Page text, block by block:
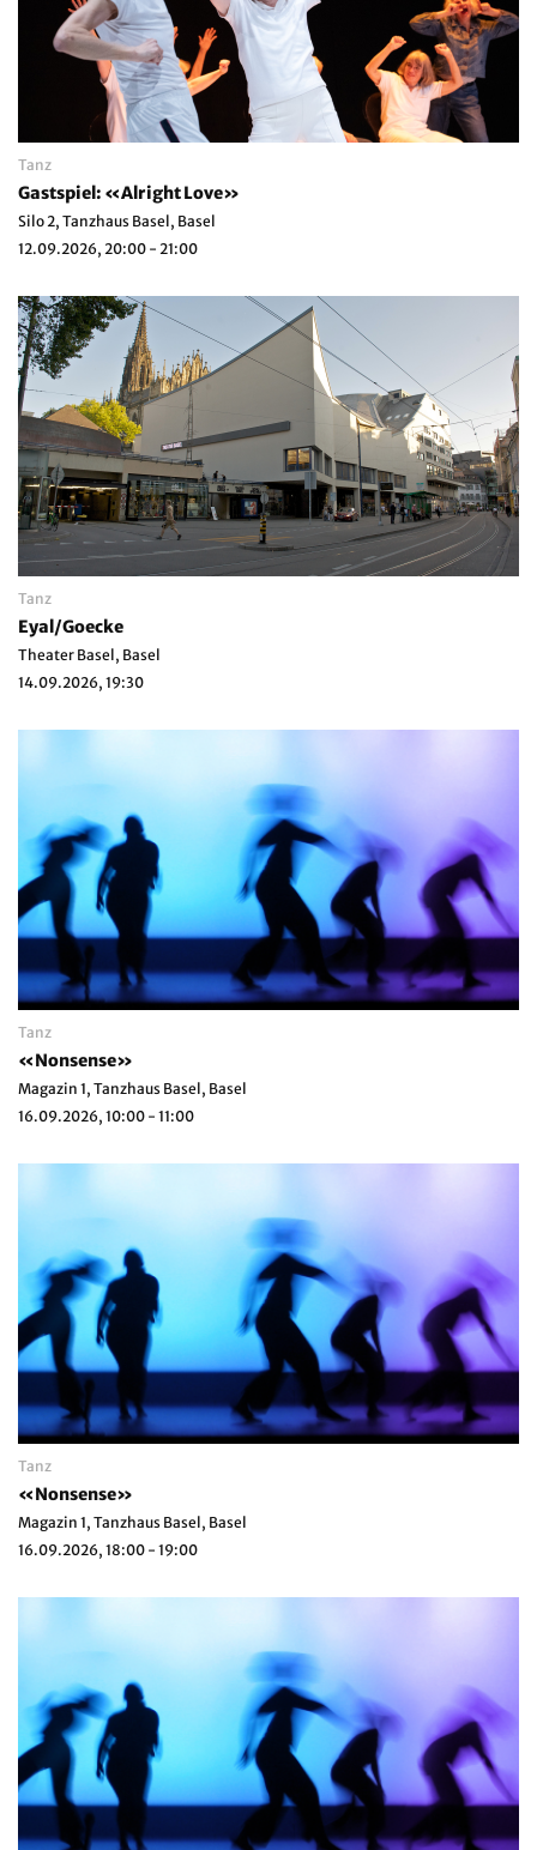
Tanz
Gastspiel: «Alright Love»
Silo 2, Tanzhaus Basel, Basel
12.09.2026, 20:00 - 21:00
Tanz
Eyal/Goecke
Theater Basel, Basel
14.09.2026, 19:30
Tanz
«Nonsense»
Magazin 1, Tanzhaus Basel, Basel
16.09.2026, 10:00 - 11:00
Tanz
«Nonsense»
Magazin 1, Tanzhaus Basel, Basel
16.09.2026, 18:00 - 19:00